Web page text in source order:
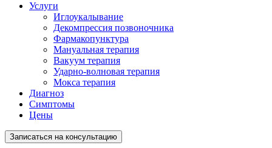
Услуги
Иглоукалывание
Декомпрессия позвоночника
Фармакопунктура
Мануальная терапия
Вакуум терапия
Ударно-волновая терапия
Мокса терапия
Диагноз
Симптомы
Цены
Записаться на консультацию